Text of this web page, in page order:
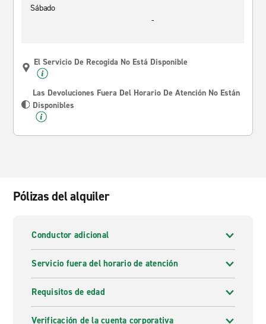
Sábado
-
El Servicio De Recogida No Está Disponible
Las Devoluciones Fuera Del Horario De Atención No Están
Disponibles
Pólizas del alquiler
Conductor adicional
Servicio fuera del horario de atención
Requisitos de edad
Verificación de la cuenta corporativa